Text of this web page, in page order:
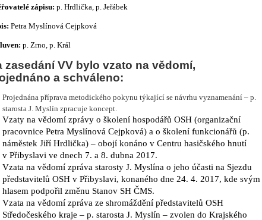
zápisu: p. Hrdlička, p. Jeřábek
Petra Myslínová Cejpková
p. Zrno, p. Král
zasedání VV bylo vzato na vědomí,
a schváleno:
Projednána příprava metodického pokynu týkající se návrhu vyznamenání – p.
starosta J. Myslín zpracuje koncept.
Vzaty na vědomí zprávy o školení hospodářů OSH (organizační
pracovnice Petra Myslínová Cejpková) a o školení funkcionářů (p.
náměstek Jiří Hrdlička) – obojí konáno v Centru hasičského hnutí
v Přibyslavi ve dnech 7. a 8. dubna 2017.
Vzata na vědomí zpráva starosty J. Myslína o jeho účasti na Sjezdu
představitelů OSH v Přibyslavi, konaného dne 24. 4. 2017, kde svým
hlasem podpořil změnu Stanov SH ČMS.
Vzata na vědomí zpráva ze shromáždění představitelů OSH
Středočeského kraje – p. starosta J. Myslín – zvolen do Krajského